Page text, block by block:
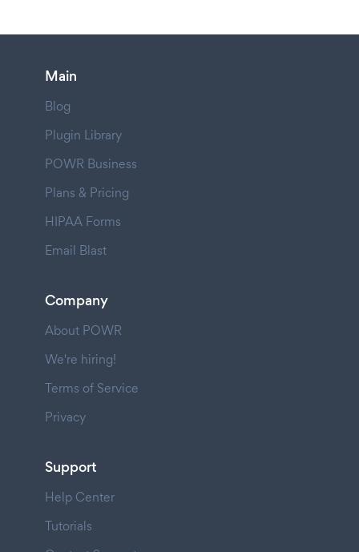
Main
Blog
Plugin Library
POWR Business
Plans & Pricing
HIPAA Forms
Email Blast
Company
About POWR
We're hiring!
Terms of Service
Privacy
Support
Help Center
Tutorials